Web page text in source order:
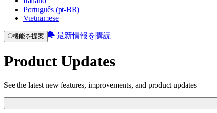
Português (pt-BR)
Vietnamese
機能を提案 最新情報を購読
Product Updates
See the latest new features, improvements, and product updates